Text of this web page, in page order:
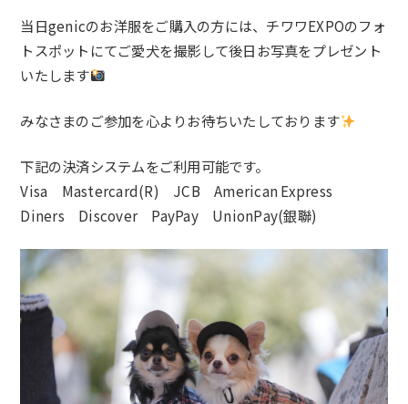
当日genicのお洋服をご購入の方には、チワワEXPOのフォ
トスポットにてご愛犬を撮影して後日お写真をプレゼント
いたします
みなさまのご参加を心よりお待ちいたしております
下記の決済システムをご利用可能です。
Visa Mastercard(R) JCB American Express
Diners Discover PayPay UnionPay(銀聯)